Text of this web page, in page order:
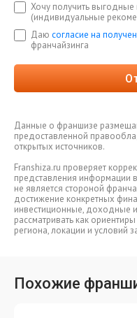
Хочу получить
(индивидуальные
Даю согласие на
франчайзинга
Данные о франшизе
предоставленной
открытых источников.
Franshiza.ru проверяет
представления информации
не является стороной
достижение конкретных
инвестиционные, доходные
рассматривать как
региона, локации и условий
Похожие